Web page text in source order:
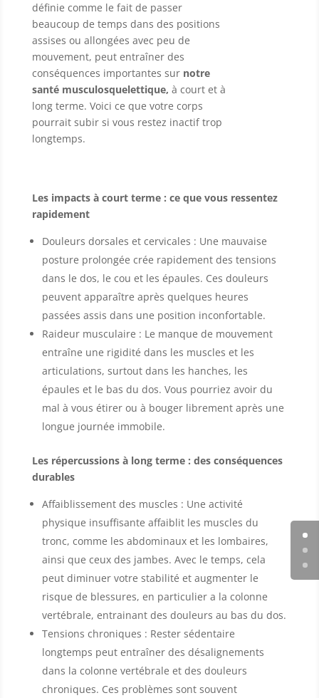
définie comme le fait de passer
beaucoup de temps dans des positions
assises ou allongées avec peu de
mouvement, peut entraîner des
conséquences importantes sur notre
santé musculosquelettique, à court et à
long terme. Voici ce que votre corps
pourrait subir si vous restez inactif trop
longtemps.
Les impacts à court terme : ce que vous ressentez
rapidement
Douleurs dorsales et cervicales : Une mauvaise
posture prolongée crée rapidement des tensions
dans le dos, le cou et les épaules. Ces douleurs
peuvent apparaître après quelques heures
passées assis dans une position inconfortable.
Raideur musculaire : Le manque de mouvement
entraîne une rigidité dans les muscles et les
articulations, surtout dans les hanches, les
épaules et le bas du dos. Vous pourriez avoir du
mal à vous étirer ou à bouger librement après une
longue journée immobile.
Les répercussions à long terme : des conséquences
durables
Affaiblissement des muscles : Une activité
physique insuffisante affaiblit les muscles du
tronc, comme les abdominaux et les lombaires,
ainsi que ceux des jambes. Avec le temps, cela
peut diminuer votre stabilité et augmenter le
risque de blessures, en particulier a la colonne
vertébrale, entrainant des douleurs au bas du dos.
Tensions chroniques : Rester sédentaire
longtemps peut entraîner des désalignements
dans la colonne vertébrale et des douleurs
chroniques. Ces problèmes sont souvent